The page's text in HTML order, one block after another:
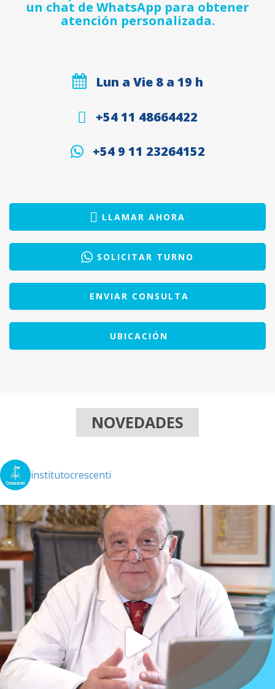
un chat de WhatsApp para obtener
atención personalizada.
Lun a Vie 8 a 19 h
+54 11 48664422
+54 9 11 23264152
LLAMAR AHORA
SOLICITAR TURNO
ENVIAR CONSULTA
UBICACIÓN
NOVEDADES
institutocrescenti